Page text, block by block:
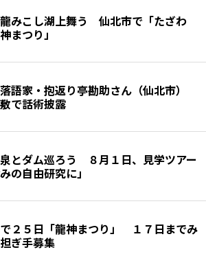
みこし湖上舞う 仙北市で「たざわ
まつり」
語家・抱返り亭勘助さん（仙北市）
で話術披露
とダム巡ろう ８月１日、見学ツアー
の自由研究に」
２５日「龍神まつり」 １７日までみ
ぎ手募集